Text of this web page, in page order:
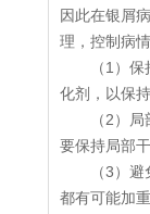
因此在银屑
理，控制病
（1）
化剂，以保
（2）
要保持局部
（3）
都有可能加